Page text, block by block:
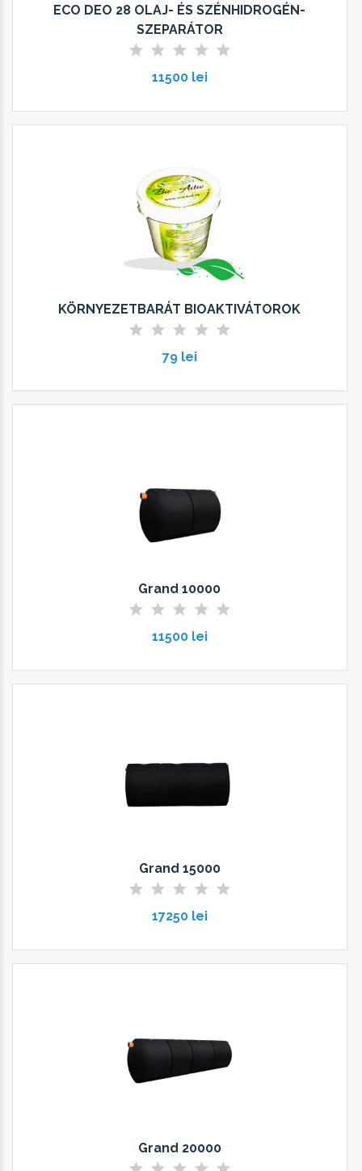
ECO DEO 28 OLAJ- ÉS SZÉNHIDROGÉN-
SZEPARÁTOR
11500 lei
KÖRNYEZETBARÁT BIOAKTIVÁTOROK
79 lei
Grand 10000
11500 lei
Grand 15000
17250 lei
Grand 20000